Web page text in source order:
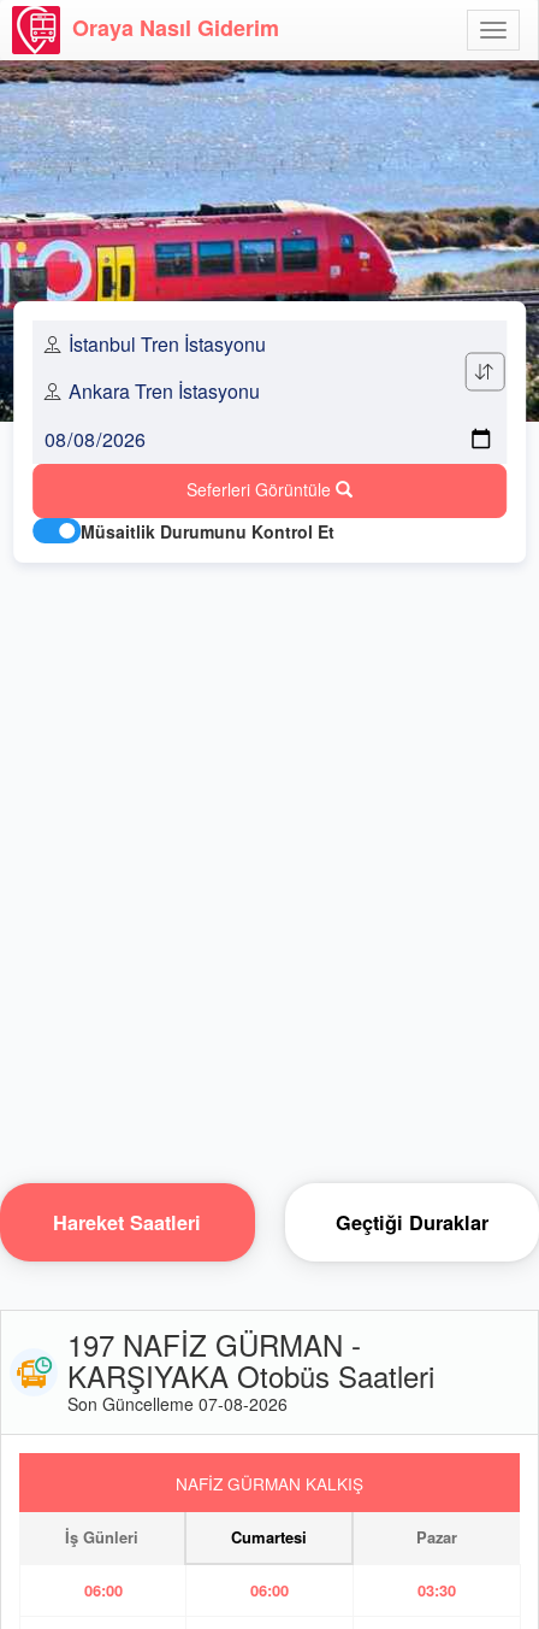
Aç
Oraya Nasıl Giderim
Seferleri Görüntüle
Müsaitlik Durumunu Kontrol Et
Hareket Saatleri Geçtiği Duraklar
197 NAFİZ GÜRMAN -
KARŞIYAKA Otobüs Saatleri
Son Güncelleme 07-08-2026
NAFİZ GÜRMAN KALKIŞ
İş Günleri Cumartesi Pazar
06:00 06:00 03:30